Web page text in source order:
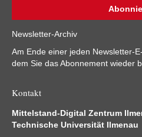
Newsletter-Archiv
Am Ende einer jeden Newsletter-
dem Sie das Abonnement wieder
Kontakt
Mittelstand-Digital Zentrum
Technische Universität Ilmenau